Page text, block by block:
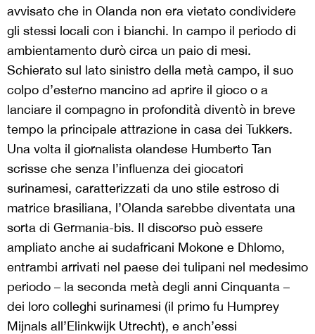
avvisato che in Olanda non era vietato condividere
gli stessi locali con i bianchi. In campo il periodo di
ambientamento durò circa un paio di mesi.
Schierato sul lato sinistro della metà campo, il suo
colpo d’esterno mancino ad aprire il gioco o a
lanciare il compagno in profondità diventò in breve
tempo la principale attrazione in casa dei Tukkers.
Una volta il giornalista olandese Humberto Tan
scrisse che senza l’influenza dei giocatori
surinamesi, caratterizzati da uno stile estroso di
matrice brasiliana, l’Olanda sarebbe diventata una
sorta di Germania-bis. Il discorso può essere
ampliato anche ai sudafricani Mokone e Dhlomo,
entrambi arrivati nel paese dei tulipani nel medesimo
periodo – la seconda metà degli anni Cinquanta –
dei loro colleghi surinamesi (il primo fu Humprey
Mijnals all’Elinkwijk Utrecht), e anch’essi